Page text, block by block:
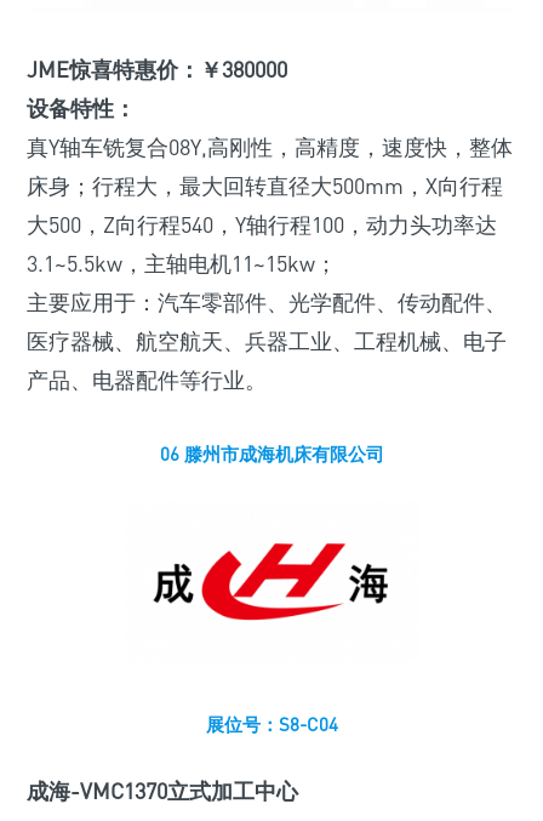
JME惊喜特惠价：￥380000
设备特性：
真Y轴车铣复合08Y,高刚性，高精度，速度快，整体
床身；行程大，最大回转直径大500mm，X向行程
大500，Z向行程540，Y轴行程100，动力头功率达
3.1~5.5kw，主轴电机11~15kw；
主要应用于：汽车零部件、光学配件、传动配件、
医疗器械、航空航天、兵器工业、工程机械、电子
产品、电器配件等行业。
06 滕州市成海机床有限公司
展位号：S8-C04
成海-VMC1370立式加工中心